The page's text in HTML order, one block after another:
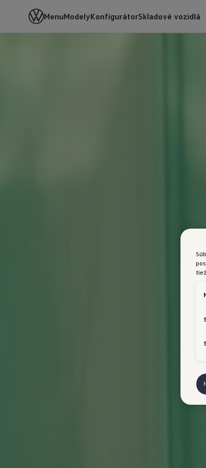
MenuModelyKonfigurátorSkladové vozidlá